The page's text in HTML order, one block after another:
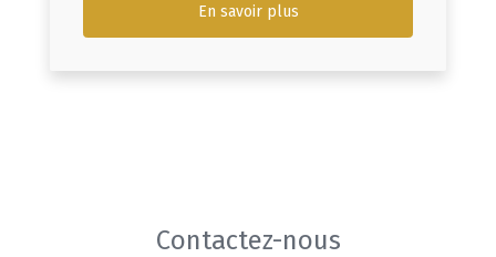
En savoir plus
Contactez-nous